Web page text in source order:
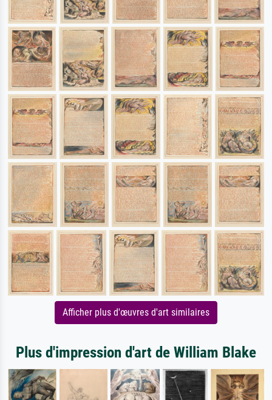
Afficher plus d'œuvres d'art similaires
Plus d'impression d'art de William Blake